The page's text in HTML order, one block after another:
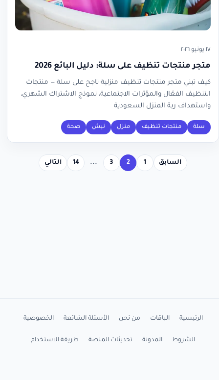
١٧ يونيو ٢٠٢٦
متجر منتجات تنظيف على سلة: دليل البائع 2026
كيف تبني متجر منتجات تنظيف منزلية ناجح على سلة — منتجات
التنظيف الفعّال والمؤثرات الاجتماعية، نموذج الاشتراك الشهري،
واستهداف ربة المنزل السعودية
سلة منتجات تنظيف منزل نيش صحة
السابق 1
2
3
...
14 التالي
الرئيسية الباقات من نحن الأسئلة الشائعة الخصوصية
الشروط المدونة تحديثات المنصة طريقة الاستخدام